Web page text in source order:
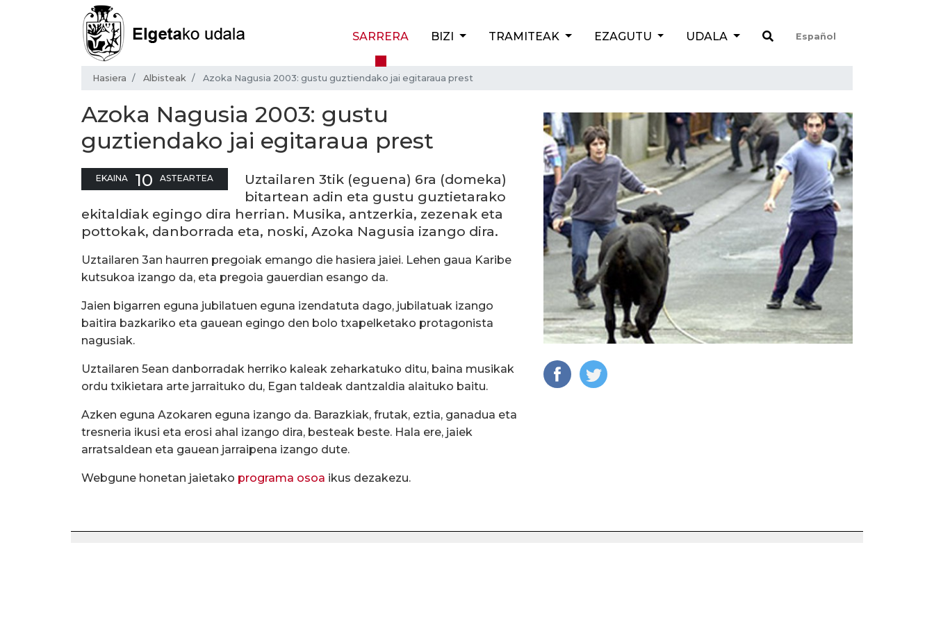
SARRERA BIZI TRAMITEAK EZAGUTU UDALA Español
Hasiera Albisteak Azoka Nagusia 2003: gustu guztiendako jai egitaraua prest
Azoka Nagusia 2003: gustu
guztiendako jai egitaraua prest
EKAINA 10 ASTEARTEA
Uztailaren 3tik (eguena) 6ra (domeka)
bitartean adin eta gustu guztietarako
ekitaldiak egingo dira herrian. Musika, antzerkia, zezenak eta
pottokak, danborrada eta, noski, Azoka Nagusia izango dira.
Uztailaren 3an haurren pregoiak emango die hasiera jaiei. Lehen gaua Karibe
kutsukoa izango da, eta pregoia gauerdian esango da.
Jaien bigarren eguna jubilatuen eguna izendatuta dago, jubilatuak izango
baitira bazkariko eta gauean egingo den bolo txapelketako protagonista
nagusiak.
Uztailaren 5ean danborradak herriko kaleak zeharkatuko ditu, baina musikak
ordu txikietara arte jarraituko du, Egan taldeak dantzaldia alaituko baitu.
Azken eguna Azokaren eguna izango da. Barazkiak, frutak, eztia, ganadua eta
tresneria ikusi eta erosi ahal izango dira, besteak beste. Hala ere, jaiek
arratsaldean eta gauean jarraipena izango dute.
Webgune honetan jaietako programa osoa ikus dezakezu.